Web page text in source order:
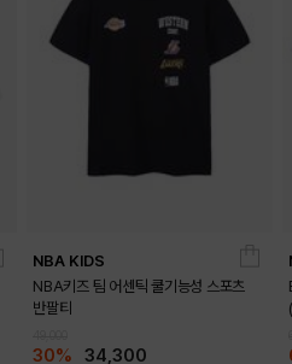
NBA KIDS
NBA키즈 팀 어센틱 쿨기능성 스포츠
반팔티
30% 34,300